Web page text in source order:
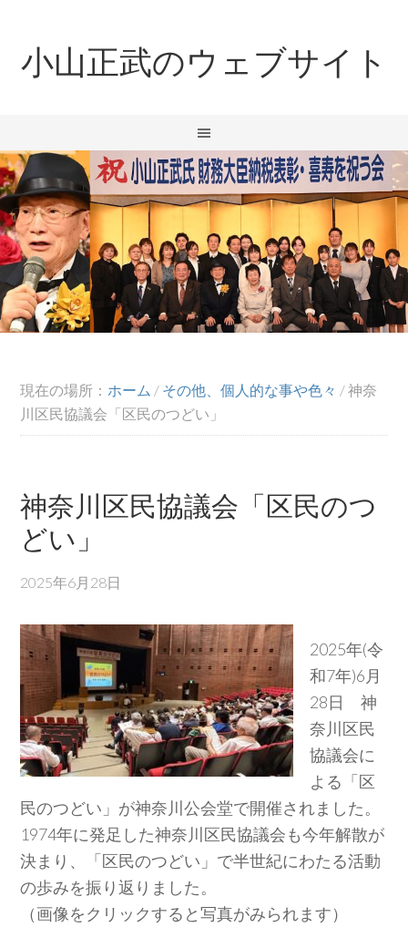
小山正武のウェブサイト
現在の場所： ホーム / その他、個人的な事や色々 /神奈
川区民協議会「区民のつどい」
神奈川区民協議会「区民のつ
どい」
2025年6月28日
2025年(令
和7年)6月
28日 神
奈川区民
協議会に
よる「区
民のつどい」が神奈川公会堂で開催されました。
1974年に発足した神奈川区民協議会も今年解散が
決まり、「区民のつどい」で半世紀にわたる活動
の歩みを振り返りました。
（画像をクリックすると写真がみられます）